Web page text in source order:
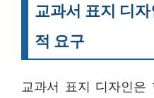
교과서 표지 디
적 요구
교과서 표지 디자인